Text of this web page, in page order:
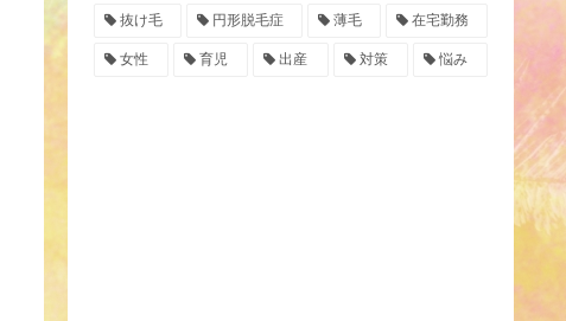
抜け毛 円形脱毛症 薄毛 在宅勤務
女性 育児 出産 対策 悩み